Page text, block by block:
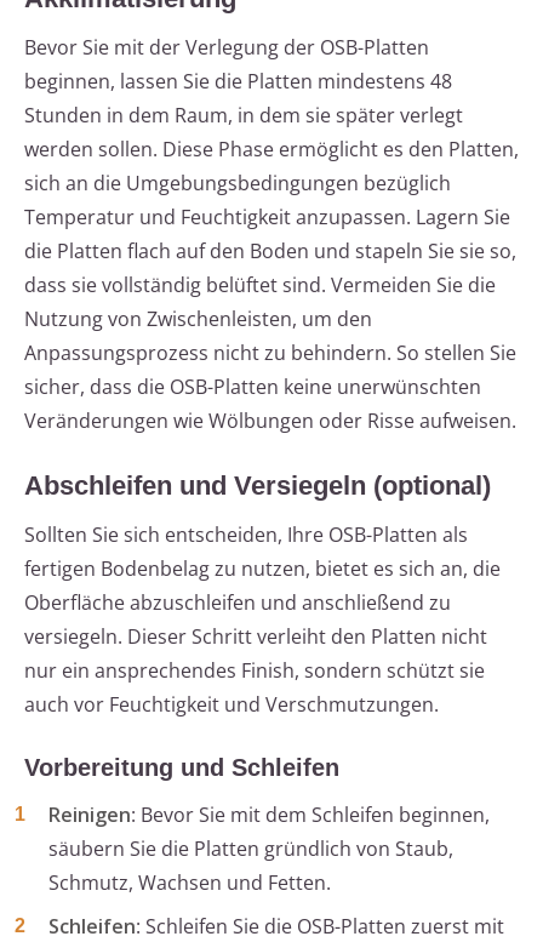
Bevor Sie mit der Verlegung der OSB-Platten
beginnen, lassen Sie die Platten mindestens 48
Stunden in dem Raum, in dem sie später verlegt
werden sollen. Diese Phase ermöglicht es den Platten,
sich an die Umgebungsbedingungen bezüglich
Temperatur und Feuchtigkeit anzupassen. Lagern Sie
die Platten flach auf den Boden und stapeln Sie sie so,
dass sie vollständig belüftet sind. Vermeiden Sie die
Nutzung von Zwischenleisten, um den
Anpassungsprozess nicht zu behindern. So stellen Sie
sicher, dass die OSB-Platten keine unerwünschten
Veränderungen wie Wölbungen oder Risse aufweisen.
Abschleifen und Versiegeln (optional)
Sollten Sie sich entscheiden, Ihre OSB-Platten als
fertigen Bodenbelag zu nutzen, bietet es sich an, die
Oberfläche abzuschleifen und anschließend zu
versiegeln. Dieser Schritt verleiht den Platten nicht
nur ein ansprechendes Finish, sondern schützt sie
auch vor Feuchtigkeit und Verschmutzungen.
Vorbereitung und Schleifen
Reinigen: Bevor Sie mit dem Schleifen beginnen,
säubern Sie die Platten gründlich von Staub,
Schmutz, Wachsen und Fetten.
Schleifen: Schleifen Sie die OSB-Platten zuerst mit